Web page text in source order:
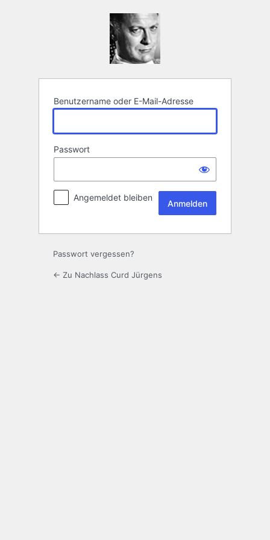
Benutzername oder E-Mail-Adresse
Passwort
Angemeldet bleiben
Passwort vergessen?
← Zu Nachlass Curd Jürgens